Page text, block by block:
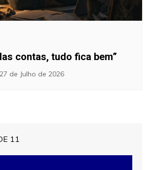
contas, tudo fica bem”
27 de Julho de 2026
11